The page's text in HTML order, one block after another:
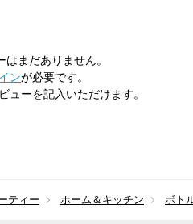
まだありません。
ンが必要です。
ューを記入いただけます。
ティー ホーム＆キッチン ボト